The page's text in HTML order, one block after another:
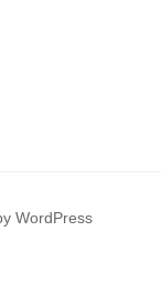
WordPress